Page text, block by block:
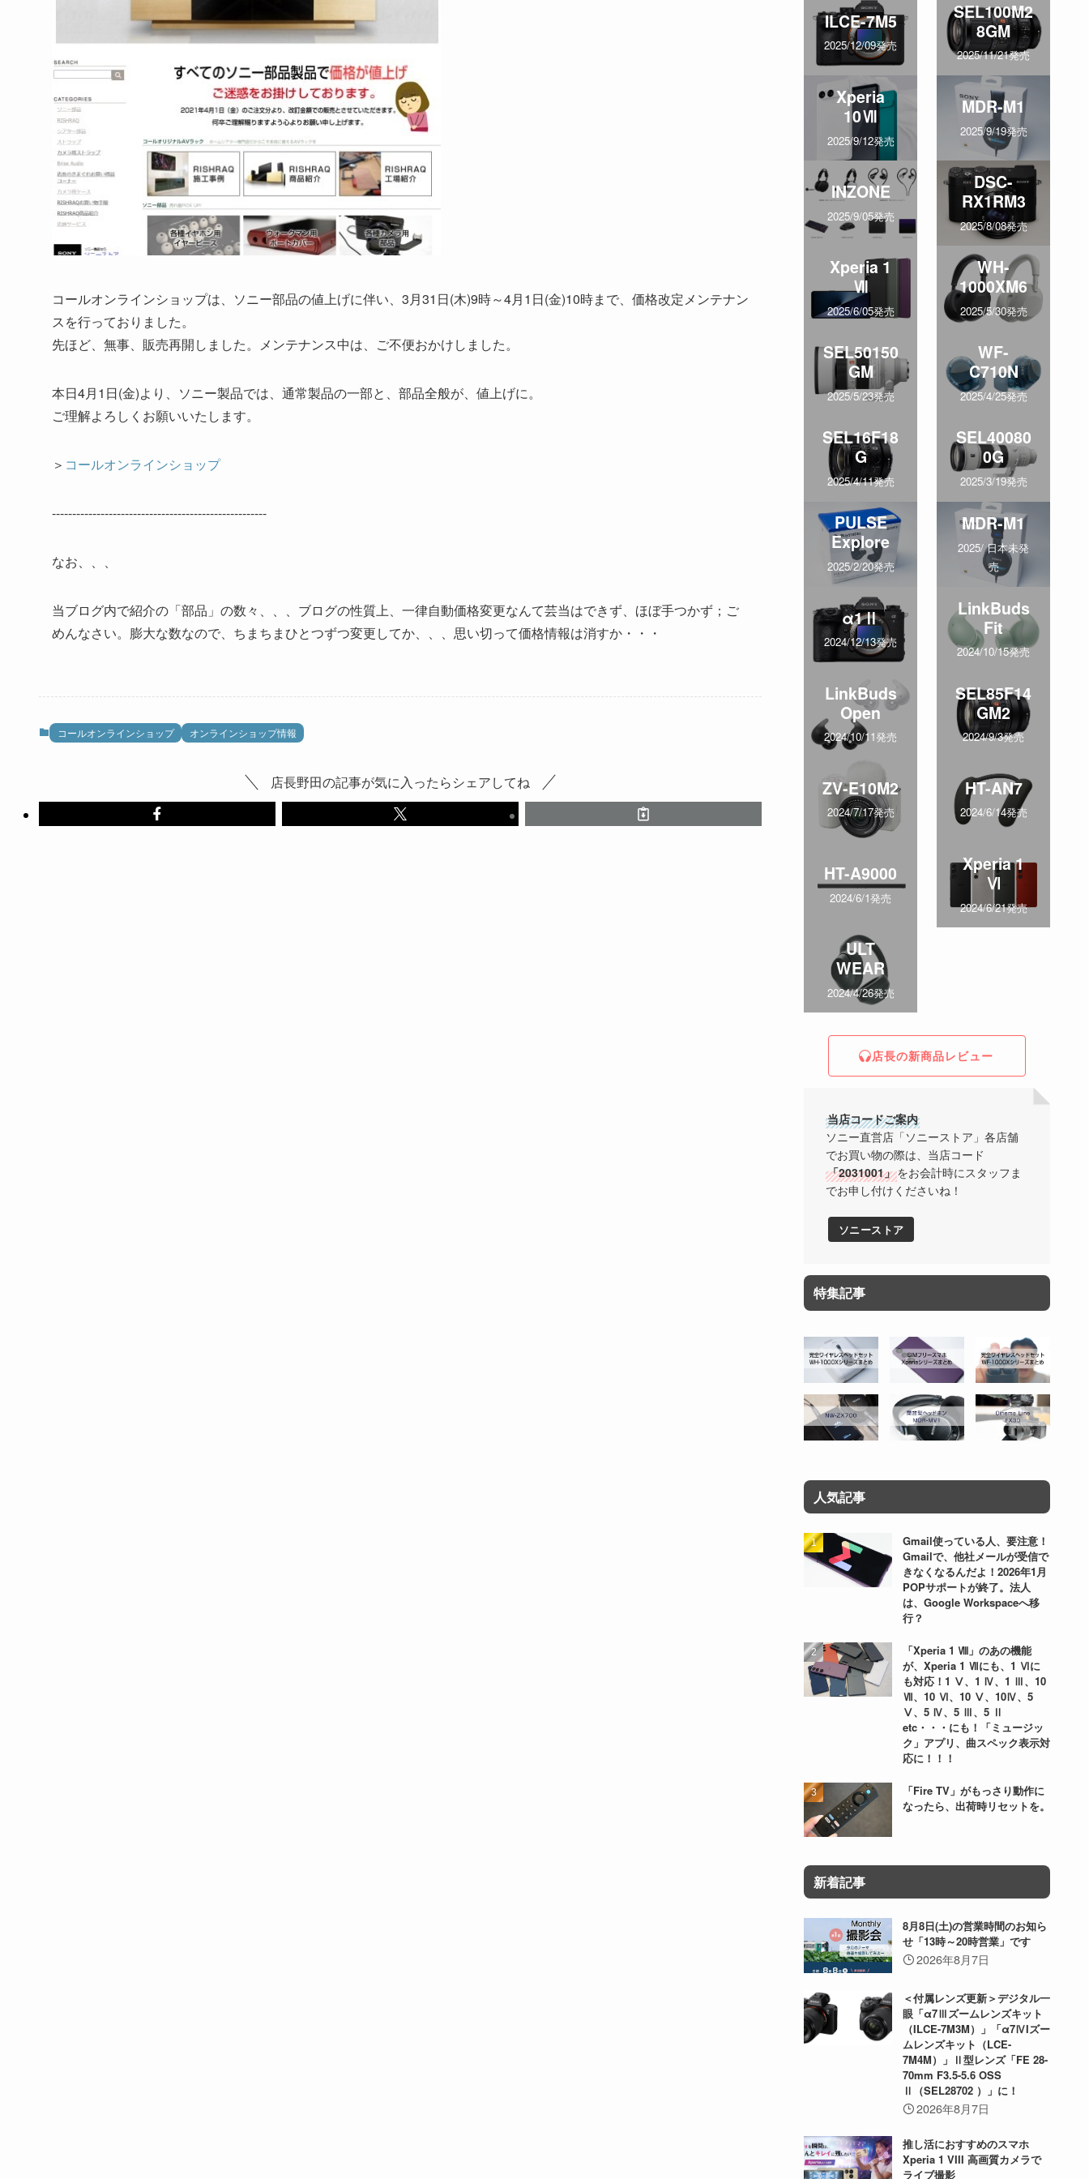
コールオンラインショップは、ソニー部品の値上げに伴い、3月31日(木)9時～4月1日(金)10時まで、価格改定メンテナン
スを行っておりました。
先ほど、無事、販売再開しました。メンテナンス中は、ご不便おかけしました。
本日4月1日(金)より、ソニー製品では、通常製品の一部と、部品全般が、値上げに。
ご理解よろしくお願いいたします。
＞ コールオンラインショップ
-----------------------------------------------------
なお、、、
当ブログ内で紹介の「部品」の数々、、、ブログの性質上、一律自動価格変更なんて芸当はできず、ほぼ手つかず；ご
めんなさい。膨大な数なので、ちまちまひとつずつ変更してか、、、思い切って価格情報は消すか・・・
コールオンラインショップ オンラインショップ情報
店長野田の記事が気に入ったらシェアしてね
ILCE-7M5
2025/12/09発売
SEL100M2
8GM
2025/11/21発売
Xperia
10Ⅶ
2025/9/12発売
MDR-M1
2025/9/19発売
INZONE
2025/9/05発売
DSC-
RX1RM3
2025/8/08発売
Xperia 1
Ⅶ
2025/6/05発売
WH-
1000XM6
2025/5/30発売
SEL50150
GM
2025/5/23発売
WF-
C710N
2025/4/25発売
SEL16F18
G
2025/4/11発売
SEL40080
0G
2025/3/19発売
PULSE
Explore
2025/2/20発売
MDR-M1
2025/ 日本未発
売
α1Ⅱ
2024/12/13発売
LinkBuds
Fit
2024/10/15発売
LinkBuds
Open
2024/10/11発売
SEL85F14
GM2
2024/9/3発売
ZV-E10M2
2024/7/17発売
HT-AN7
2024/6/14発売
HT-A9000
2024/6/1発売
Xperia 1
Ⅵ
2024/6/21発売
ULT
WEAR
2024/4/26発売
店長の新商品レビュー
当店コードご案内
ソニー直営店「ソニーストア」各店舗
でお買い物の際は、当店コード
「2031001」をお会計時にスタッフま
でお申し付けくださいね！
ソニーストア
特集記事
人気記事
Gmail使っている人、要注意！
Gmailで、他社メールが受信で
きなくなるんだよ！2026年1月
POPサポートが終了。法人
は、Google Workspaceへ移
行？
「Xperia 1 Ⅷ」のあの機能
が、Xperia 1 Ⅶにも、1 Ⅵに
も対応！1 Ⅴ、1 Ⅳ、1 Ⅲ、10
Ⅶ、10 Ⅵ、10 Ⅴ、10Ⅳ、5
Ⅴ、5 Ⅳ、5 Ⅲ、5 Ⅱ
etc・・・にも！「ミュージッ
ク」アプリ、曲スペック表示対
応に！！！
「Fire TV」がもっさり動作に
なったら、出荷時リセットを。
新着記事
8月8日(土)の営業時間のお知ら
せ「13時～20時営業」です
2026年8月7日
＜付属レンズ更新＞デジタル一
眼「α7Ⅲズームレンズキット
（ILCE-7M3M）」「α7ⅣIズー
ムレンズキット（LCE-
7M4M）」Ⅱ型レンズ「FE 28-
70mm F3.5-5.6 OSS
Ⅱ（SEL28702 ）」に！
2026年8月7日
推し活におすすめのスマホ
Xperia 1 VIII 高画質カメラで
ライブ撮影